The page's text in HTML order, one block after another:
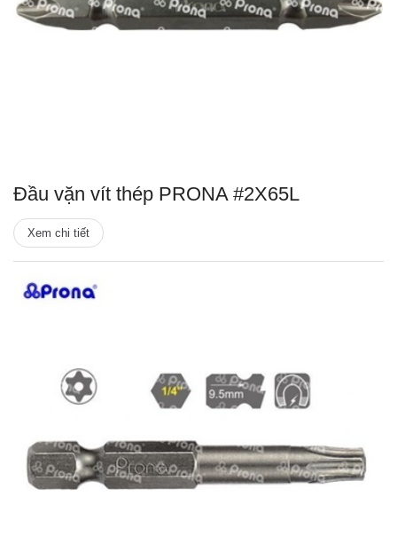
Đầu vặn vít thép PRONA #2X65L
Xem chi tiết